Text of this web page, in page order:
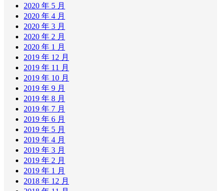
2020 年 5 月
2020 年 4 月
2020 年 3 月
2020 年 2 月
2020 年 1 月
2019 年 12 月
2019 年 11 月
2019 年 10 月
2019 年 9 月
2019 年 8 月
2019 年 7 月
2019 年 6 月
2019 年 5 月
2019 年 4 月
2019 年 3 月
2019 年 2 月
2019 年 1 月
2018 年 12 月